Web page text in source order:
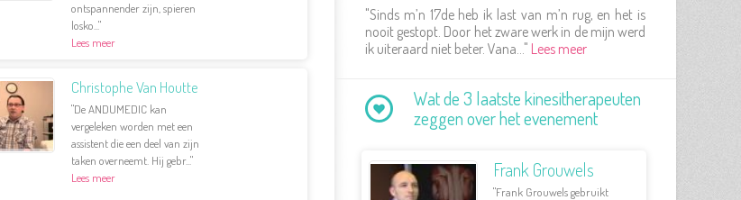
ontspannender zijn, spieren
losko..."
Lees meer
Christophe Van Houtte
"De ANDUMEDIC kan
vergeleken worden met een
assistent die een deel van zijn
taken overneemt. Hij gebr..."
Lees meer
"Sinds m’n 17de heb ik last van m’n rug, en het is
nooit gestopt. Door het zware werk in de mijn werd
ik uiteraard niet beter. Vana..." Lees meer
Wat de 3 laatste kinesitherapeuten
zeggen over het evenement
Frank Grouwels
"Frank Grouwels gebruikt